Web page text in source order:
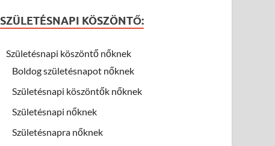
SZÜLETÉSNAPI KÖSZÖNTŐ:
Születésnapi köszöntő nőknek
Boldog születésnapot nőknek
Születésnapi köszöntők nőknek
Születésnapi nőknek
Születésnapra nőknek